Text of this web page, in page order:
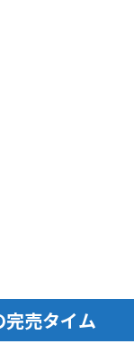
売タイム